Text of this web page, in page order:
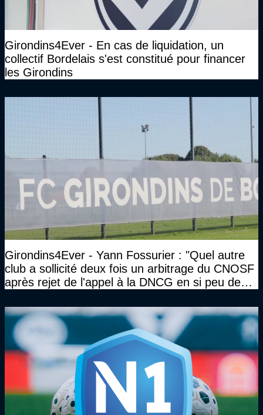
Girondins4Ever - En cas de liquidation, un
collectif Bordelais s'est constitué pour financer
les Girondins
Girondins4Ever - Yann Fossurier : "Quel autre
club a sollicité deux fois un arbitrage du CNOSF
après rejet de l'appel à la DNCG en si peu de